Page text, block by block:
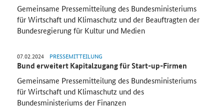
Gemeinsame Pressemitteilung des Bundesministeriums
für Wirtschaft und Klimaschutz und der Beauftragten der
Bundesregierung für Kultur und Medien
07.02.2024 PRESSEMITTEILUNG
Bund erweitert Kapitalzugang für Start-up-Firmen
Gemeinsame Pressemitteilung des Bundesministeriums
für Wirtschaft und Klimaschutz und des
Bundesministeriums der Finanzen